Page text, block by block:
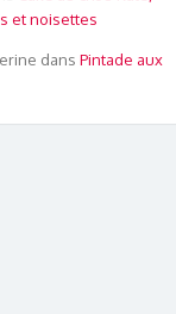
et noisettes
dans Pintade aux